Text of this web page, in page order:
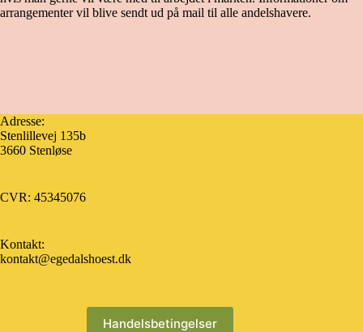
arrangementer vil blive sendt ud på mail til alle andelshavere.
Adresse:
Stenlillevej 135b
3660 Stenløse
CVR: 45345076
Kontakt:
kontakt@egedalshoest.dk
Handelsbetingelser